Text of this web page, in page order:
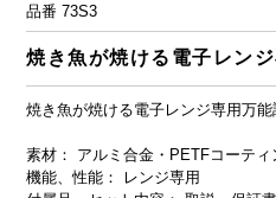
品番 73S3
焼き魚が焼ける電子レン
焼き魚が焼ける電子レンジ専用万
素材： アルミ合金・PETFコーティ
機能、性能： レンジ専用